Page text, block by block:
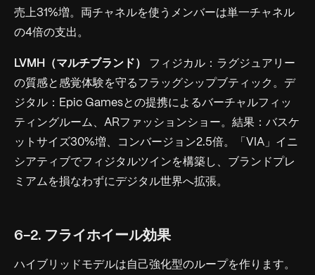
売上31%増。両チャネルを使うメンバーは単一チャネル
の4倍の支出。
LVMH（マルチブランド）
フィジカル：ラグジュアリー
の質感と感覚体験を守るフラッグシップブティック。デ
ジタル：Epic Gamesとの提携によるバーチャルフィッ
ティングルーム、ARファッションショー。結果：バスケ
ットサイズ30%増、コンバージョン2.5倍。「VIA」イニ
シアティブでフィジタルツインを構築し、ブランドプレ
ミアムを損なわずにデジタル世界へ拡張。
6-2. フライホイール効果
ハイブリッドモデルは自己強化型のループを作ります。